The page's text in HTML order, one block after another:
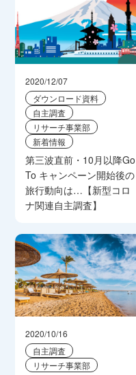
2020/12/07
ダウンロード資料
自主調査
リサーチ事業部
新着情報
第三波直前・10月以降Go
To キャンペーン開始後の
旅行動向は…【新型コロ
ナ関連自主調査】
2020/10/16
自主調査
リサーチ事業部